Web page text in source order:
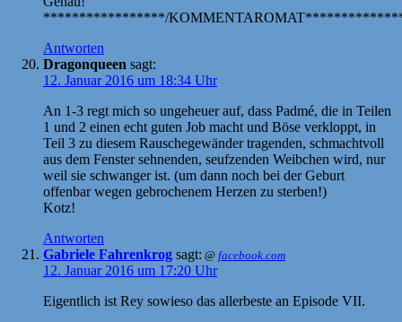
*****************/
Antworten
Dragonqueen sagt:
12. Januar 2016 um 18:34 Uhr
An 1-3 regt mich so ungeheuer auf, dass Padmé, die in Teilen
1 und 2 einen echt guten Job macht und Böse verkloppt, in
Teil 3 zu diesem Rauschegewänder tragenden, schmachtvoll
aus dem Fenster sehnenden, seufzenden Weibchen wird, nur
weil sie schwanger ist. (um dann noch bei der Geburt
offenbar wegen gebrochenem Herzen zu sterben!)
Kotz!
Antworten
Gabriele Fahrenkrog sagt: @ facebook.com
12. Januar 2016 um 17:20 Uhr
Eigentlich ist Rey sowieso das allerbeste an Episode VII.